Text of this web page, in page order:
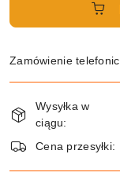
Zamówienie
i
dostawa
Wysyłka w
ciągu:
Cena przesyłki: